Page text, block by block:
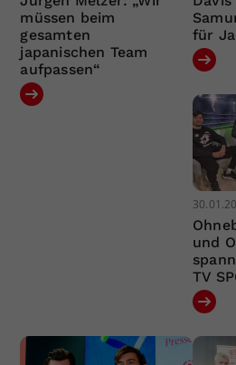
müssen beim
gesamten
japanischen Team
aufpassen“
für
und
TV